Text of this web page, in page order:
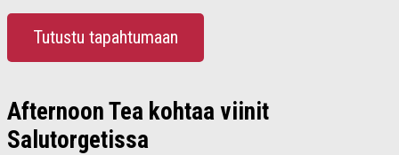
Tutustu tapahtumaan
Afternoon Tea kohtaa viinit
Salutorgetissa